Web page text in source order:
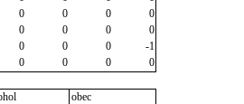
0 0 0
0
0 0 0
0
0 0 0
-1
0 0 0 0
obec